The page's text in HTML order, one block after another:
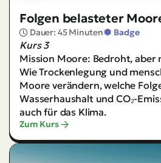
Folgen belasteter
Dauer: 45 Minuten Badge
Kurs 3
Mission Moore: Bedroht, aber
Wie Trockenlegung und
Moore verändern, welche
Wasserhaushalt und CO₂-
auch für das Klima.
Zum Kurs